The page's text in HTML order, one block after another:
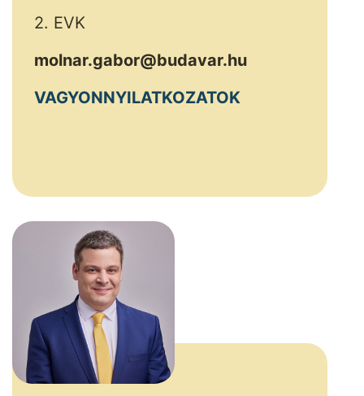
2. EVK
molnar.gabor@budavar.hu
VAGYONNYILATKOZATOK